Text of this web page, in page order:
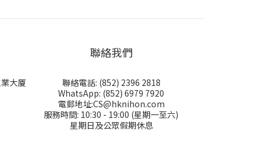
大厦
聯絡我們
聯絡電話: (852) 2396 2818
WhatsApp: (852) 6979 7920
電郵地址:CS@hknihon.com
服務時間: 10:30 - 19:00 (星期一至六)
星期日及公眾假期休息